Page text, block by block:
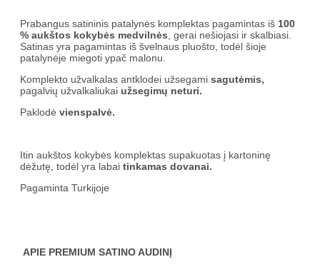
Prabangus satininis patalynės komplektas pagamintas iš 100
% aukštos kokybės medvilnės , gerai nešiojasi ir skalbiasi.
Satinas yra pagamintas iš švelnaus pluošto, todėl šioje
patalynėje miegoti ypač malonu.
Komplekto užvalkalas antklodei užsegami sagutėmis,
pagalvių užvalkaliukai užsegimų neturi.
Paklodė vienspalvė.
Itin aukštos kokybės komplektas supakuotas į kartoninę
dėžutę, todėl yra labai tinkamas dovanai.
Pagaminta Turkijoje
APIE PREMIUM SATINO AUDINĮ